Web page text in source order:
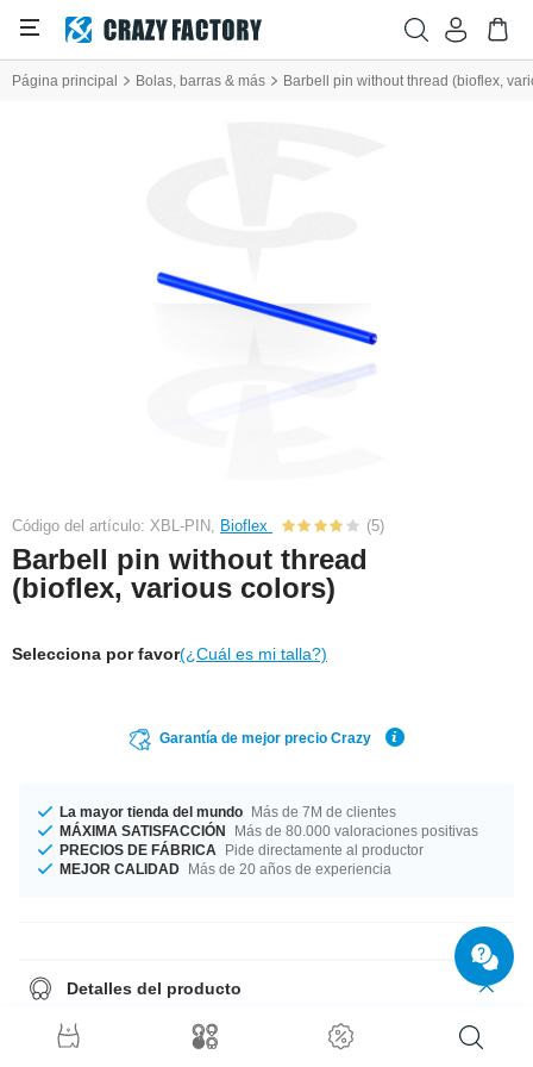
Página principal Bolas, barras & más Barbell pin without thread (bioflex,
Código del artículo: XBL-PIN, Bioflex (5)
Barbell pin without thread
(bioflex, various colors)
Selecciona por favor(¿Cuál es mi talla?)
Garantía de mejor precio Crazy
La mayor tienda del mundo Más de 7M de clientes
MÁXIMA SATISFACCIÓN
Más de 80.000 valoraciones positivas
PRECIOS DE FÁBRICA
Pide directamente al productor
MEJOR CALIDAD Más de 20 años de experiencia
Detalles del producto
Lo mejor del bioflex es su elasticidad. El material se adapta al agujero del
piercing. En esta barra para barbell podéis enroscar todas las bolas de